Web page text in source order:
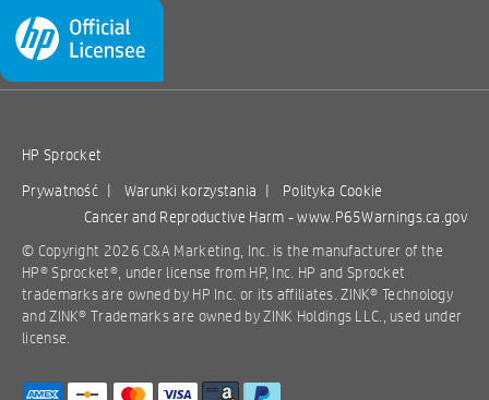
HP Sprocket
Prywatność | Warunki korzystania |
Polityka Cookie
Cancer and Reproductive Harm -www.P65Warnings.ca.gov
© Copyright 2026 C&A Marketing, Inc. is the manufacturer of the
HP® Sprocket®, under license from HP, Inc. HP and Sprocket
trademarks are owned by HP Inc. or its affiliates. ZINK® Technology
and ZINK® Trademarks are owned by ZINK Holdings LLC., used under
license.